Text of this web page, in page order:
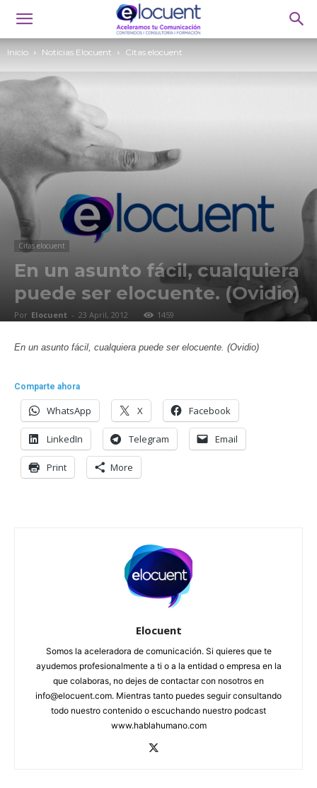
Inicio Noticias Elocuent Citas elocuent
Citas elocuent
En un asunto fácil, cualquiera
puede ser elocuente. (Ovidio)
Por Elocuent - 23 April, 2012 1459
En un asunto fácil, cualquiera puede ser elocuente. (Ovidio)
Comparte ahora
WhatsApp X Facebook
LinkedIn Telegram Email
Print More
Elocuent
Somos la aceleradora de comunicación. Si quieres que te
ayudemos profesionalmente a ti o a la entidad o empresa en la
que colaboras, no dejes de contactar con nosotros en
info@elocuent.com. Mientras tanto puedes seguir consultando
todo nuestro contenido o escuchando nuestro podcast
www.hablahumano.com